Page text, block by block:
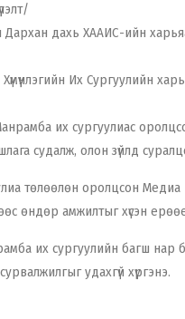
дахь ХААИС-ийн
Их Сургуулийн
их сургуулиас
судалж, олон зүйлд
төлөөлөн оролцсон
өндөр амжилтыг хүсэн
их сургуулийн багш нар
удахгүй хүргэнэ.